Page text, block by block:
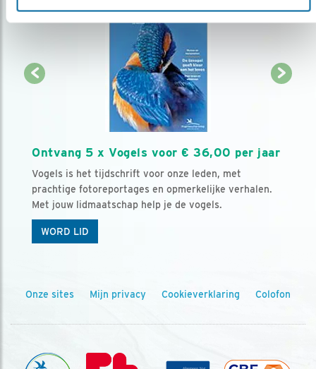
Ontvang 5 x Vogels voor € 36,00 per jaar
Vogels is het tijdschrift voor onze leden, met
prachtige fotoreportages en opmerkelijke verhalen.
Met jouw lidmaatschap help je de vogels.
WORD LID
Onze sites Mijn privacy Cookieverklaring Colofon